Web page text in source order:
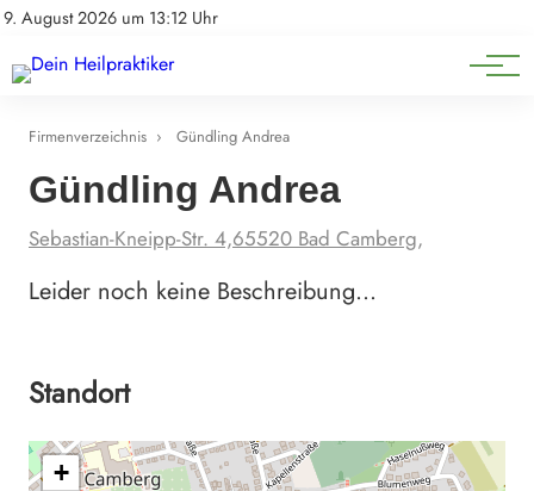
9. August 2026 um 13:12 Uhr
Impressum
Natürliche Medizin
Heilpflanzen & Kräuterkunde
Firmenverzeichnis › Gündling Andrea
Gündling Andrea
Sebastian-Kneipp-Str. 4,65520 Bad Camberg,
Leider noch keine Beschreibung…
Standort
+